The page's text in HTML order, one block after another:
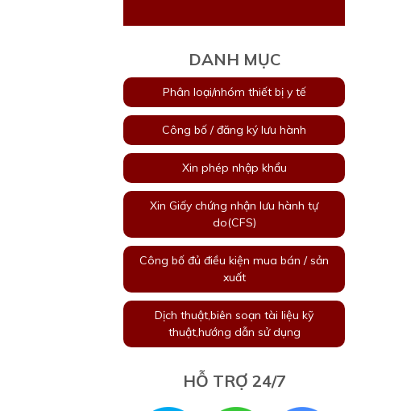
DANH MỤC
Phân loại/nhóm thiết bị y tế
Công bố / đăng ký lưu hành
Xin phép nhập khẩu
Xin Giấy chứng nhận lưu hành tự
do(CFS)
Công bố đủ điều kiện mua bán / sản
xuất
Dịch thuật,biên soạn tài liệu kỹ
thuật,hướng dẫn sử dụng
HỖ TRỢ 24/7